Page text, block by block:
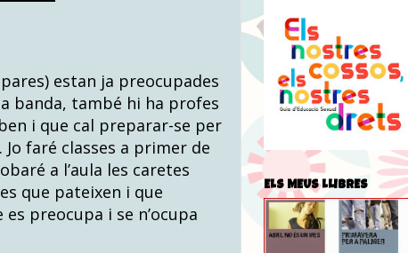
estan ja preocupades
banda, també hi ha profes
i que cal preparar-se per
faré classes a primer de
a l’aula les caretes
que pateixen i que
preocupa i se n’ocupa
ELS MEUS LLIBRES